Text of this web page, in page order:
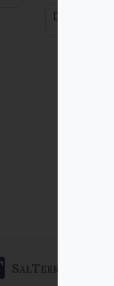
Dimensiones
SalTerrae